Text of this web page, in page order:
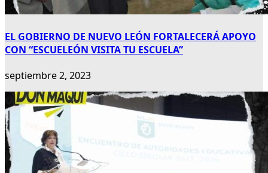
EL GOBIERNO DE NUEVO LEÓN FORTALECERÁ APOYO
CON “ESCUELEÓN VISITA TU ESCUELA”
septiembre 2, 2023